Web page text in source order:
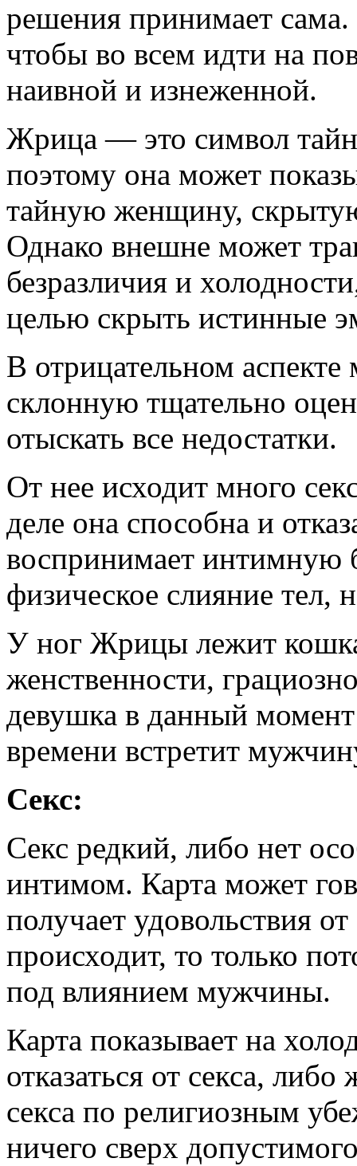
решения принимает
чтобы во всем идти на
наивной и изнеженной.
Жрица — это символ
поэтому она может
тайную женщину,
Однако внешне может
безразличия и
целью скрыть истинные
В отрицательном
склонную тщательно
отыскать все недостатки.
От нее исходит много
деле она способна и
воспринимает интимную
физическое слияние тел,
У ног Жрицы лежит
женственности,
девушка в данный
времени встретит
Секс:
Секс редкий, либо нет
интимом. Карта может
получает удовольствия
происходит, то только
под влиянием мужчины.
Карта показывает на
отказаться от секса,
секса по религиозным
ничего сверх